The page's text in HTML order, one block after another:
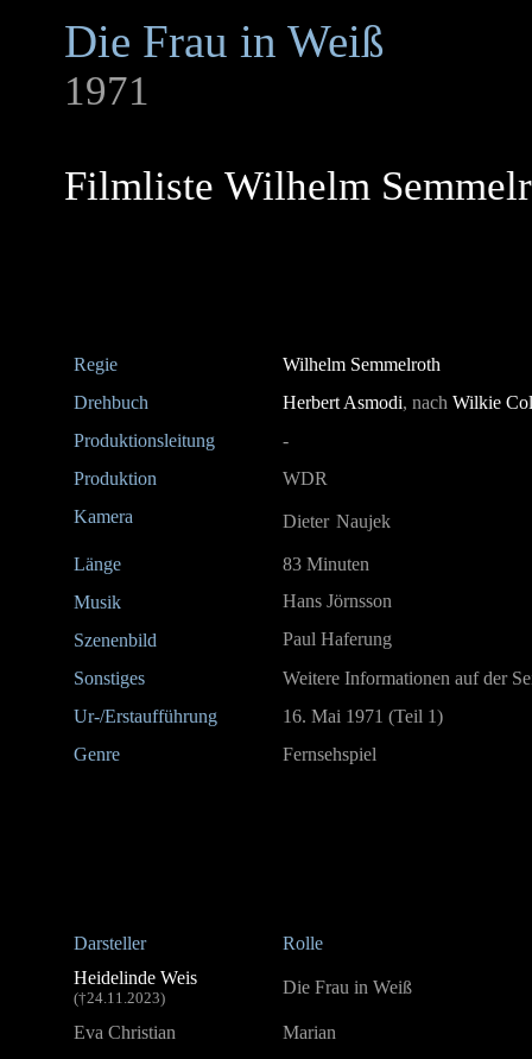
Die Frau in Weiß
1971
Filmliste Wilhelm
Regie
Wilhelm Semmelroth
Drehbuch
Herbert Asmodi, nach Wilkie
Produktionsleitung
-
Produktion
WDR
Kamera
Dieter Naujek
Länge
83 Minuten
Musik
Hans Jörnsson
Szenenbild
Paul Haferung
Sonstiges
Weitere Informationen auf der
Ur-/Erstaufführung
16. Mai 1971 (Teil 1)
Genre
Fernsehspiel
Darsteller
Rolle
Heidelinde Weis
(†24.11.2023)
Die Frau in Weiß
Eva Christian
Marian